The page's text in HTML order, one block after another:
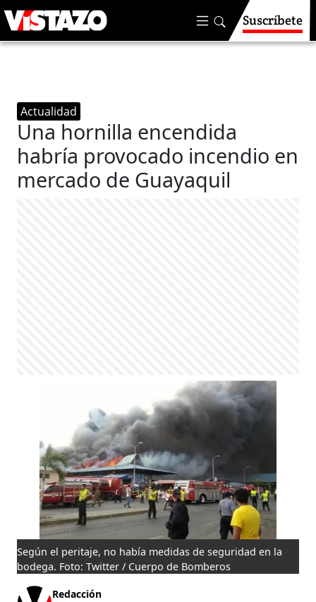
Suscríbete
Actualidad
Una hornilla encendida
habría provocado incendio en
mercado de Guayaquil
Según el peritaje, no había medidas de seguridad en la
bodega. Foto: Twitter / Cuerpo de Bomberos
Redacción